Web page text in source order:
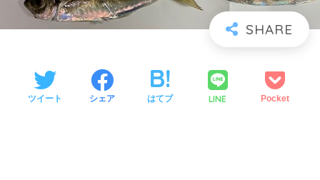
ツイート シェア はてブ LINE Pocket